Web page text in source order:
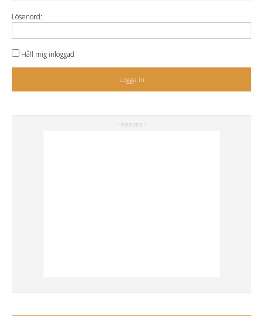
Lösenord:
Håll mig inloggad
Logga in